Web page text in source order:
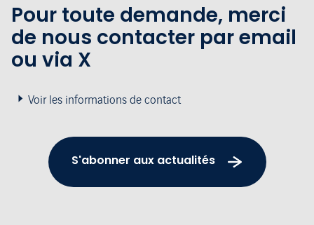
Pour toute demande, merci
de nous contacter par email
ou via X
Voir les informations de contact
S'abonner aux actualités